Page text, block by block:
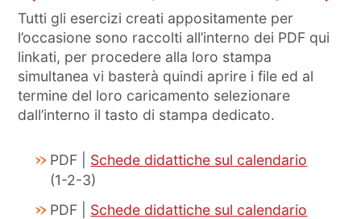
Tutti gli esercizi creati appositamente per
l’occasione sono raccolti all’interno dei PDF qui
linkati, per procedere alla loro stampa
simultanea vi basterà quindi aprire i file ed al
termine del loro caricamento selezionare
dall’interno il tasto di stampa dedicato.
PDF | Schede didattiche sul calendario
(1-2-3)
PDF | Schede didattiche sul calendario